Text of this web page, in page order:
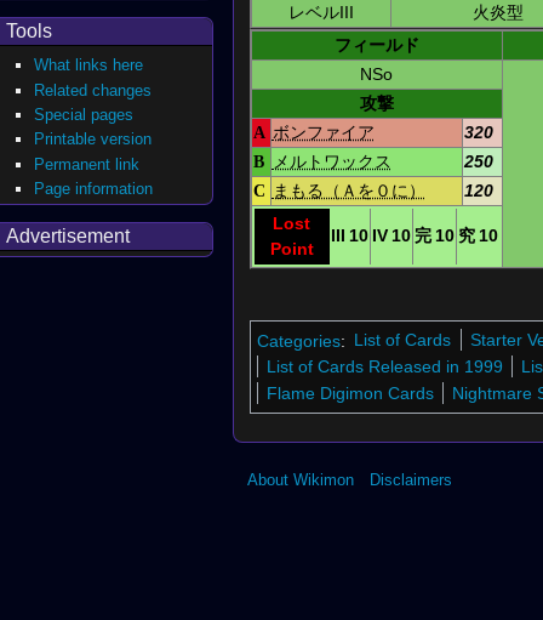
レベルIII
火炎型
フィールド
NSo
攻撃
A ボンファイア
320
B メルトワックス
250
C まもる（Ａを０に）
120
Lost
Point
III 10 IV 10 完 10 究 10
Categories: List of Cards
Starter
List of Cards Released in 1999
Flame Digimon Cards
Nightmare
Tools
What links here
Related changes
Special pages
Printable version
Permanent link
Page information
Advertisement
About Wikimon Disclaimers